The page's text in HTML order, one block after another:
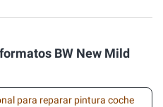
BW New Mild
para reparar pintura coche